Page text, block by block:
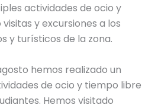
actividades de ocio y
y excursiones a los
y turísticos de la zona.
hemos realizado un
de ocio y tiempo libre
Hemos visitado